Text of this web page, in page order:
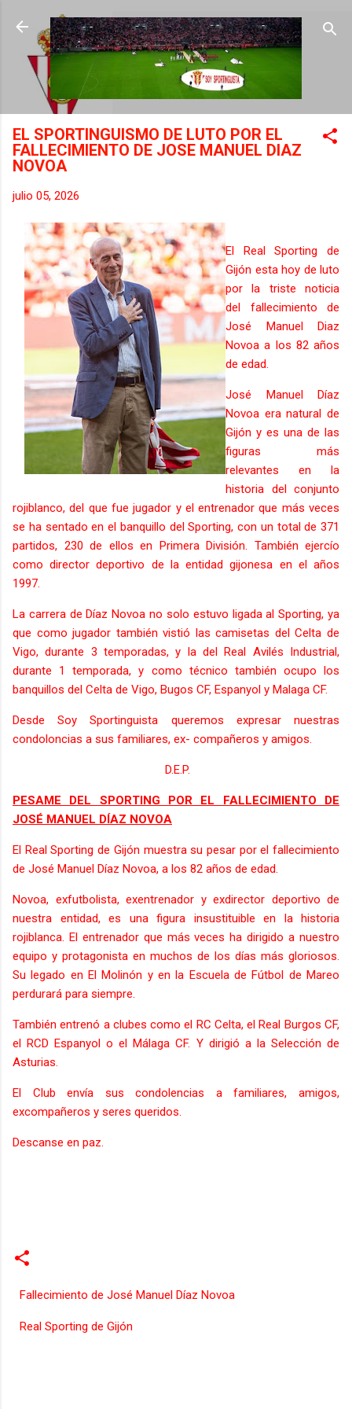
Ir al contenido principal
EL SPORTINGUISMO DE LUTO POR EL
FALLECIMIENTO DE JOSE MANUEL DIAZ
NOVOA
julio 05, 2026
El Real Sporting de
Gijón esta hoy de luto
por la triste noticia
del fallecimiento de
José Manuel Diaz
Novoa a los 82 años
de edad.
José Manuel Díaz
Novoa era natural de
Gijón y es una de las
figuras más
relevantes en la
historia del conjunto
rojiblanco, del que fue jugador y el entrenador que más veces
se ha sentado en el banquillo del Sporting, con un total de 371
partidos, 230 de ellos en Primera División. También ejercío
como director deportivo de la entidad gijonesa en el años
1997.
La carrera de Díaz Novoa no solo estuvo ligada al Sporting, ya
que como jugador también vistió las camisetas del Celta de
Vigo, durante 3 temporadas, y la del Real Avilés Industrial,
durante 1 temporada, y como técnico también ocupo los
banquillos del Celta de Vigo, Bugos CF, Espanyol y Malaga CF.
Desde Soy Sportinguista queremos expresar nuestras
condoloncias a sus familiares, ex- compañeros y amigos.
D.E.P.
PESAME DEL SPORTING POR EL FALLECIMIENTO DE
JOSÉ MANUEL DÍAZ NOVOA
El Real Sporting de Gijón muestra su pesar por el fallecimiento
de José Manuel Díaz Novoa, a los 82 años de edad.
Novoa, exfutbolista, exentrenador y exdirector deportivo de
nuestra entidad, es una figura insustituible en la historia
rojiblanca. El entrenador que más veces ha dirigido a nuestro
equipo y protagonista en muchos de los días más gloriosos.
Su legado en El Molinón y en la Escuela de Fútbol de Mareo
perdurará para siempre.
También entrenó a clubes como el RC Celta, el Real Burgos CF,
el RCD Espanyol o el Málaga CF. Y dirigió a la Selección de
Asturias.
El Club envía sus condolencias a familiares, amigos,
excompañeros y seres queridos.
Descanse en paz.
Fallecimiento de José Manuel Díaz Novoa
Real Sporting de Gijón